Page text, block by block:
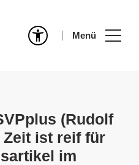
Menü
(Rudolf
Zeit ist reif für
im